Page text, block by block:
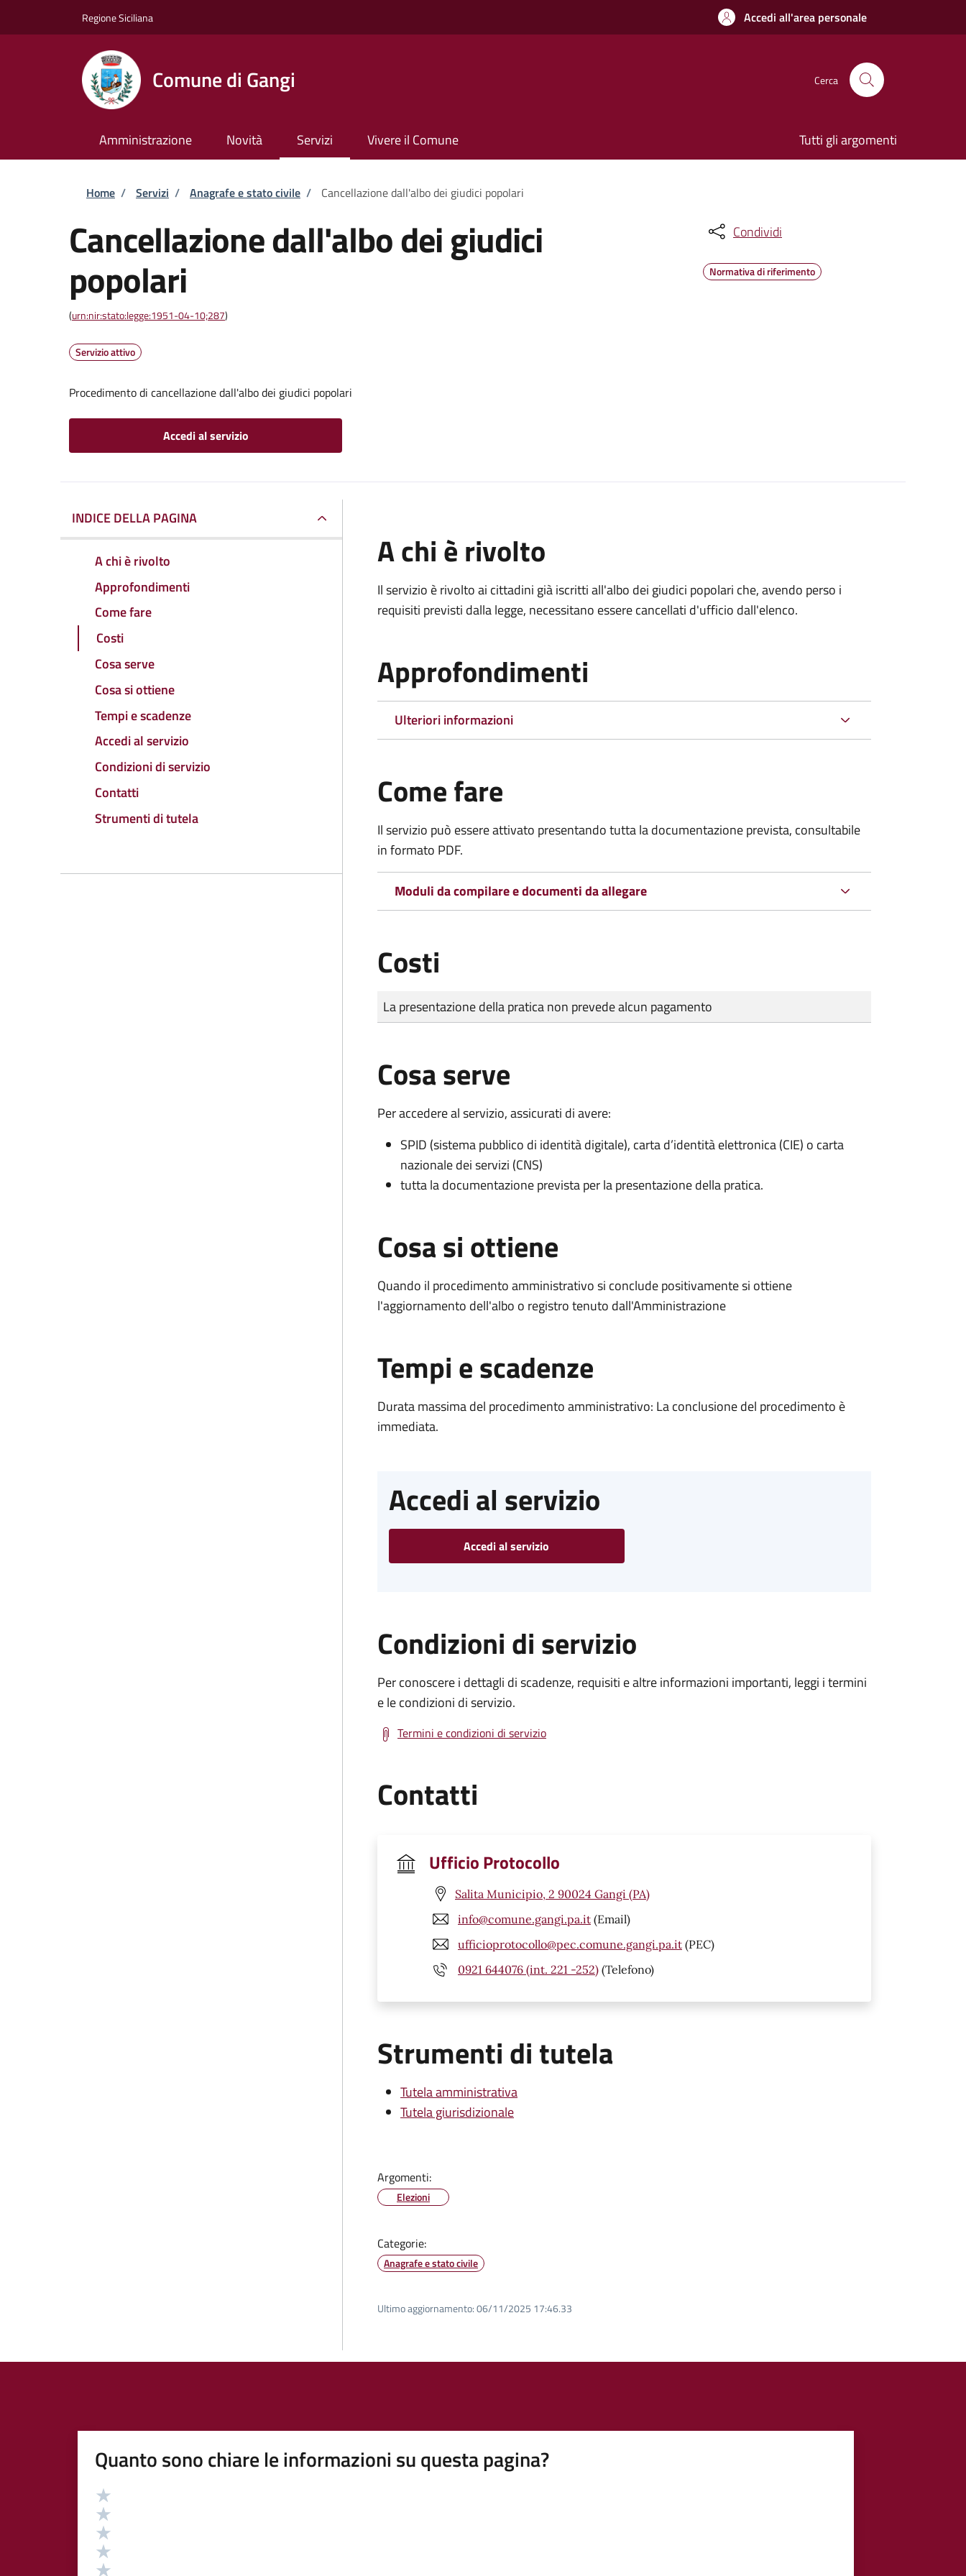
Regione Siciliana Accedi all'area personale
Comune di Gangi Cerca
Amministrazione Novità Servizi Vivere il Comune Tutti gli argomenti
Briciole di pane
Home / Servizi / Anagrafe e stato civile / Cancellazione dall'albo dei giudici popolari
Cancellazione dall'albo dei giudici
popolari
(urn:nir:stato:legge:1951-04-10;287)
Servizio attivo
Procedimento di cancellazione dall'albo dei giudici popolari
Accedi al servizio
Condividi
Normativa di riferimento
INDICE DELLA PAGINA
A chi è rivolto
Approfondimenti
Come fare
Costi
Cosa serve
Cosa si ottiene
Tempi e scadenze
Accedi al servizio
Condizioni di servizio
Contatti
Strumenti di tutela
A chi è rivolto
Il servizio è rivolto ai cittadini già iscritti all'albo dei giudici popolari che, avendo perso i
requisiti previsti dalla legge, necessitano essere cancellati d'ufficio dall'elenco.
Approfondimenti
Ulteriori informazioni
Come fare
Il servizio può essere attivato presentando tutta la documentazione prevista, consultabile
in formato PDF.
Moduli da compilare e documenti da allegare
Costi
Tipo di pagamento
Importo
La presentazione della pratica non prevede alcun pagamento
Cosa serve
Per accedere al servizio, assicurati di avere:
SPID (sistema pubblico di identità digitale), carta d’identità elettronica (CIE) o carta
nazionale dei servizi (CNS)
tutta la documentazione prevista per la presentazione della pratica.
Cosa si ottiene
Quando il procedimento amministrativo si conclude positivamente si ottiene
l'aggiornamento dell'albo o registro tenuto dall'Amministrazione
Tempi e scadenze
Durata massima del procedimento amministrativo: La conclusione del procedimento è
immediata.
Accedi al servizio
Accedi al servizio
Condizioni di servizio
Per conoscere i dettagli di scadenze, requisiti e altre informazioni importanti, leggi i termini
e le condizioni di servizio.
Termini e condizioni di servizio
Contatti
Ufficio Protocollo
Salita Municipio, 2 90024 Gangi (PA)
info@comune.gangi.pa.it (Email)
ufficioprotocollo@pec.comune.gangi.pa.it (PEC)
0921 644076 (int. 221 -252) (Telefono)
Strumenti di tutela
Tutela amministrativa
Tutela giurisdizionale
Argomenti:
Elezioni
Categorie:
Anagrafe e stato civile
Ultimo aggiornamento:06/11/2025 17:46.33
Quanto sono chiare le informazioni su questa pagina?
Valutazione